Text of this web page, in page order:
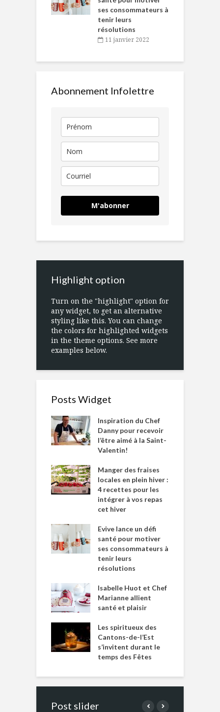
ses consommateurs à
tenir leurs
résolutions
11 janvier 2022
Abonnement Infolettre
M'abonner
Highlight option
Turn on the "highlight" option for
any widget, to get an alternative
styling like this. You can change
the colors for highlighted widgets
in the theme options. See more
examples below.
Posts Widget
Inspiration du Chef
Danny pour recevoir
l’être aimé à la Saint-
Valentin!
Manger des fraises
locales en plein hiver :
4 recettes pour les
intégrer à vos repas
cet hiver
Evive lance un défi
santé pour motiver
ses consommateurs à
tenir leurs
résolutions
Isabelle Huot et Chef
Marianne allient
santé et plaisir
Les spiritueux des
Cantons-de-l’Est
s’invitent durant le
temps des Fêtes
Post slider